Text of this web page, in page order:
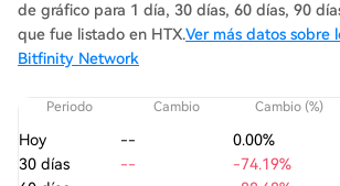
de gráfico para 1 día, 30 días, 60 días, 90
que fue listado en HTX.Ver más datos sobre
Bitfinity Network
Periodo Cambio Cambio (%)
Hoy -- 0.00%
30 días
-- -74.19%